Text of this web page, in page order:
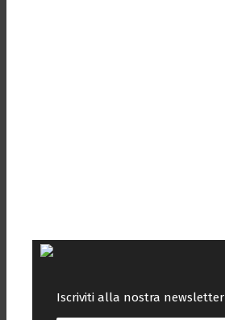
Iscriviti alla nostra